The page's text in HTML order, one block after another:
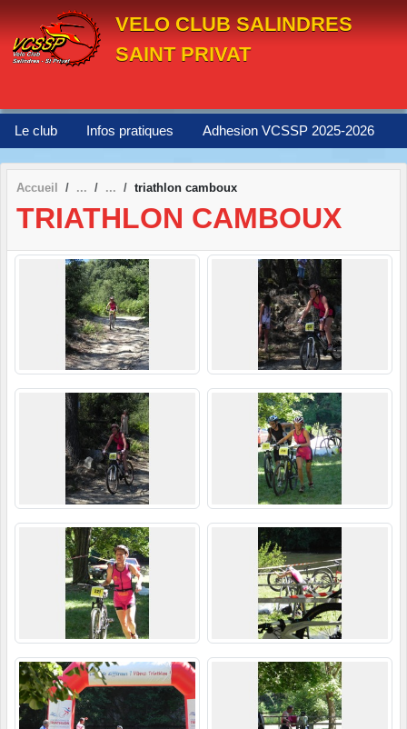
VELO CLUB SALINDRES
SAINT PRIVAT
Le club Infos pratiques Adhesion VCSSP 2025-2026
Accueil triathlon camboux
TRIATHLON CAMBOUX
Panneau de gestion des cookies